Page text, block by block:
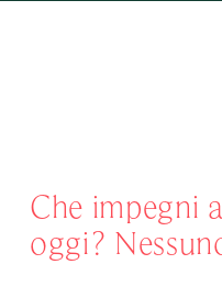
Che impegni
oggi?